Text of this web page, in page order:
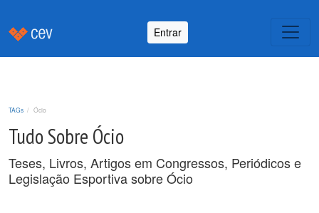
Entrar
TAGs Ócio
Tudo Sobre Ócio
Teses, Livros, Artigos em Congressos, Periódicos e
Legislação Esportiva sobre Ócio